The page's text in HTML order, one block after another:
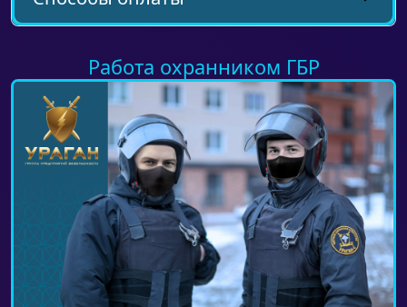
Работа охранником ГБР